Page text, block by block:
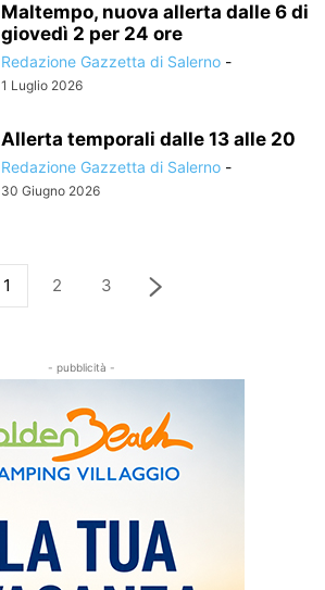
Maltempo, nuova allerta dalle 6 di
giovedì 2 per 24 ore
Redazione Gazzetta di Salerno -
1 Luglio 2026
Allerta temporali dalle 13 alle 20
Redazione Gazzetta di Salerno -
30 Giugno 2026
1 2 3
- pubblicità -